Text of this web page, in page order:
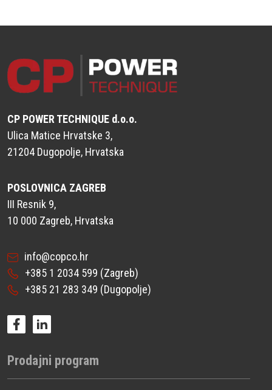
CP POWER TECHNIQUE d.o.o.
Ulica Matice Hrvatske 3,
21204 Dugopolje, Hrvatska
POSLOVNICA ZAGREB
III Resnik 9,
10 000 Zagreb, Hrvatska
info@copco.hr
+385 1 2034 599 (Zagreb)
+385 21 283 349 (Dugopolje)
Prodajni program